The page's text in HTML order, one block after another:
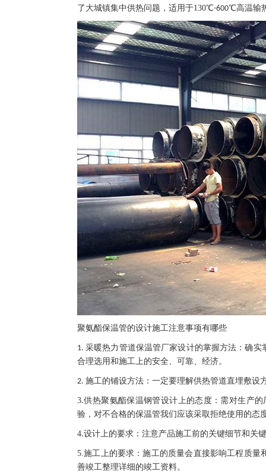
了大城镇集中供热问题，适用于130℃-600℃高温输
聚氨酯保温管的设计施工注意事项有哪些
1. 采暖热力管道保温管厂家设计的掌握方法：确实
合理选用和施工上的安全、可靠、经济。
2. 施工的铺设方法：一定要理解供热管道直埋敷设
3.供热聚氨酯保温钢管设计上的态度：需对生产的
验，对不合格的保温管我们应该采取拒绝使用的态
4.设计上的要求：注意产品施工前的关键细节和关
5.施工上的要求：施工的质量会直接影响工程质
善竣工整理详细的竣工资料。